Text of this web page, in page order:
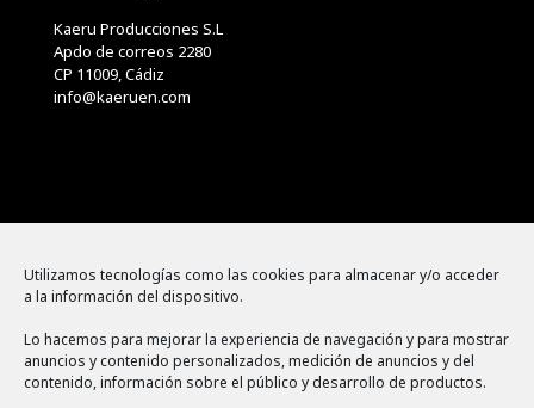
Utilizamos tecnologías como las cookies para almacenar y/o acceder
a la información del dispositivo.
Lo hacemos para mejorar la experiencia de navegación y para mostrar
anuncios y contenido personalizados, medición de anuncios y del
contenido, información sobre el público y desarrollo de productos.
Kaeru Producciones S.L
Apdo de correos 2280
CP 11009, Cádiz
info@kaeruen.com
Política de cookies
Aviso legal
Política de privacidad